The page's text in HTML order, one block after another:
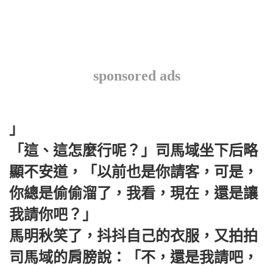
sponsored ads
」
「這、這怎麼行呢？」司馬域坐下后略
顯不安道，「以前也是你請客，可是，
你總是偷偷溜了，我看，現在，還是讓
我請你吧？」
馬明秋笑了，抖抖自己的衣服，又拍拍
司馬域的肩膀說：「不，還是我請吧，